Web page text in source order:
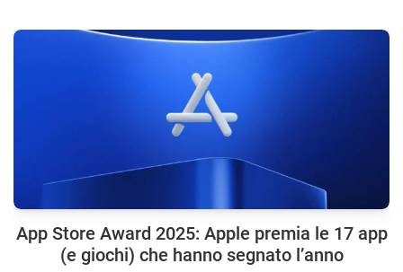
App Store Award 2025: Apple premia le 17 app
(e giochi) che hanno segnato l’anno